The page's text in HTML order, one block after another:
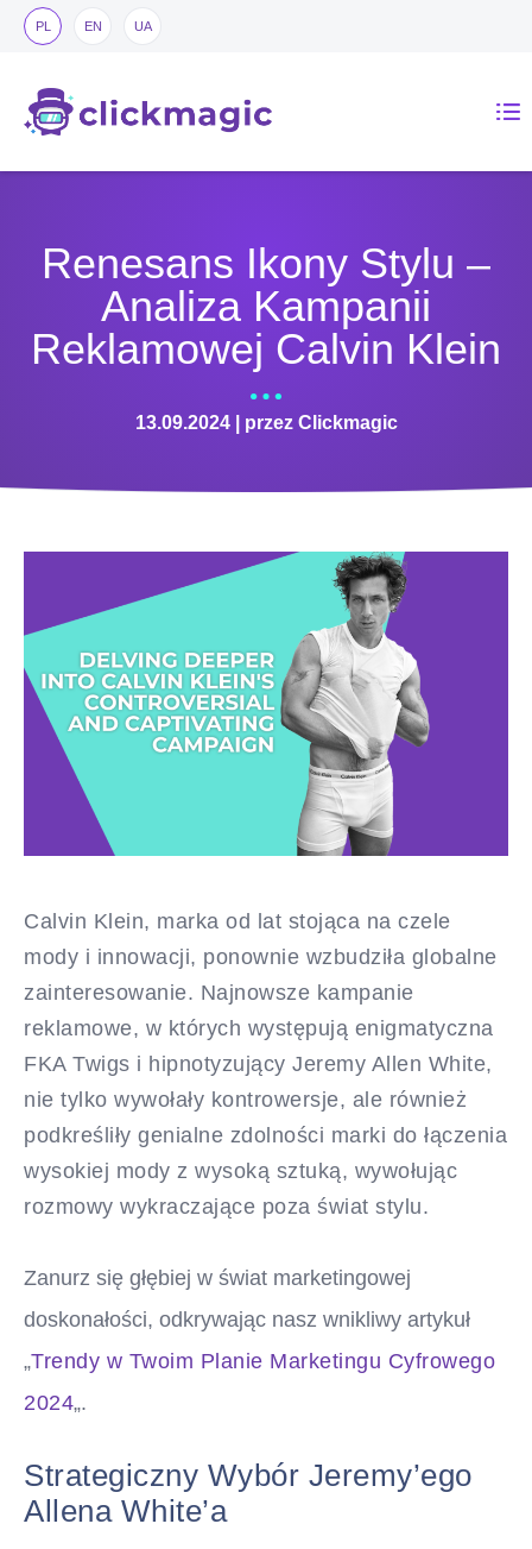
PL EN UA
Renesans Ikony Stylu –
Analiza Kampanii
Reklamowej Calvin Klein
13.09.2024 | przez Clickmagic
Calvin Klein, marka od lat stojąca na czele
mody i innowacji, ponownie wzbudziła globalne
zainteresowanie. Najnowsze kampanie
reklamowe, w których występują enigmatyczna
FKA Twigs i hipnotyzujący Jeremy Allen White,
nie tylko wywołały kontrowersje, ale również
podkreśliły genialne zdolności marki do łączenia
wysokiej mody z wysoką sztuką, wywołując
rozmowy wykraczające poza świat stylu.
Zanurz się głębiej w świat marketingowej
doskonałości, odkrywając nasz wnikliwy artykuł
„Trendy w Twoim Planie Marketingu Cyfrowego
2024„.
Strategiczny Wybór Jeremy’ego
Allena White’a